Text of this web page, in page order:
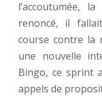
l’accoutumée,
renoncé, il
course contre la
une nouvelle
Bingo, ce sprint
appels de